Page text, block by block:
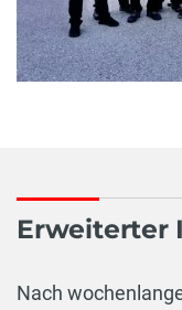
Erweiterter
Nach